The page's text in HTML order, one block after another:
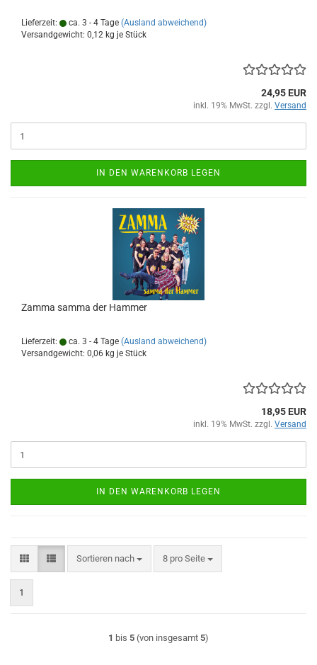
Lieferzeit: ca. 3 - 4 Tage (Ausland abweichend)
Versandgewicht: 0,12 kg je Stück
24,95 EUR
inkl. 19% MwSt. zzgl. Versand
IN DEN WARENKORB LEGEN
Zamma samma der Ham­mer
Lieferzeit: ca. 3 - 4 Tage (Ausland abweichend)
Versandgewicht: 0,06 kg je Stück
18,95 EUR
inkl. 19% MwSt. zzgl. Versand
IN DEN WARENKORB LEGEN
Sortieren nach
Sortieren nach 8 pro Seite
pro Seite
1
1 bis 5 (von insgesamt 5)